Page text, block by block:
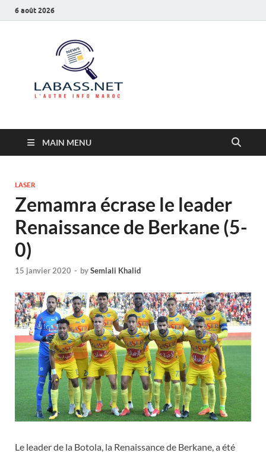
6 août 2026
MAIN MENU
LASER
Zemamra écrase le leader
Renaissance de Berkane (5-
0)
15 janvier 2020 - bySemlali Khalid
Le leader de la Botola, la Renaissance de Berkane, a été